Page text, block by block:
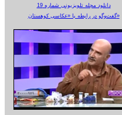
دانلود مجله تلویزیونی شماره 19
گفت‌وگو در رابطه با «عکاسی کوهستان»